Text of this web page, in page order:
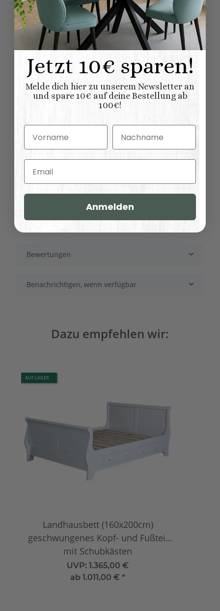
Lieferung:
geliefert
Material: 100% Nadelholz
(Fichte/Tanne)
Möbelstil:
Shabby chic
Französischer
Landhausstil
Kollektionen
Landhausmöbel:
Salzburg
Nachttische
19,00 kg
16,00 kg
Abmessungen (L
Höhe ):
Bewertungen
Benachrichtigen, wenn verfügbar
Dazu empfehlen wir:
AUF LAGER
Landhausbett (160x200cm)
geschwungenes Kopf- und Fußteil
mit Schubkästen
UVP: 1.365,00 €
ab1.011,00 € *
Jetzt 10€ sparen!
Melde dich hier zu unserem Newsletter an
und spare 10€ auf deine Bestellung ab
100€!
Vorname Nachname
Email
Anmelden